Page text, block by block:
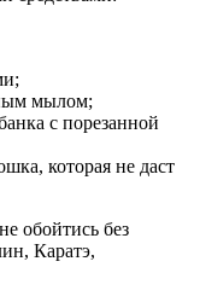
мылом;
с порезанной
которая не даст
обойтись без
Каратэ,